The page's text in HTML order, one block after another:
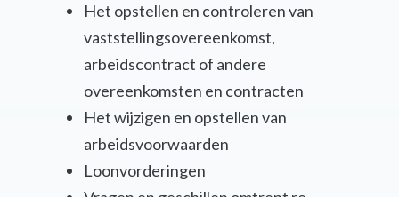
Het opstellen en controleren van
vaststellingsovereenkomst,
arbeidscontract of andere
overeenkomsten en contracten
Het wijzigen en opstellen van
arbeidsvoorwaarden
Loonvorderingen